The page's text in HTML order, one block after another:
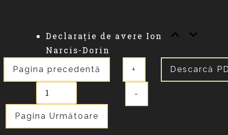
Declarație de avere Ion
Narcis-Dorin
Pagina precedentă
Pagina Următoare
+
-
Descarcă